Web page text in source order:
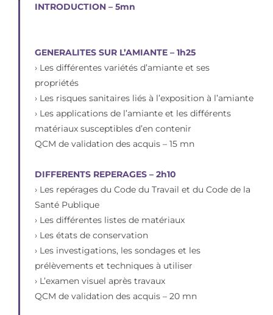
INTRODUCTION – 5mn
GENERALITES SUR L’AMIANTE – 1h25
› Les différentes variétés d’amiante et ses
propriétés
› Les risques sanitaires liés à l’exposition à l’amiante
› Les applications de l’amiante et les différents
matériaux susceptibles d’en contenir
QCM de validation des acquis – 15 mn
DIFFERENTS REPERAGES – 2h10
› Les repérages du Code du Travail et du Code de la
Santé Publique
› Les différentes listes de matériaux
› Les états de conservation
› Les investigations, les sondages et les
prélèvements et techniques à utiliser
› L’examen visuel après travaux
QCM de validation des acquis – 20 mn